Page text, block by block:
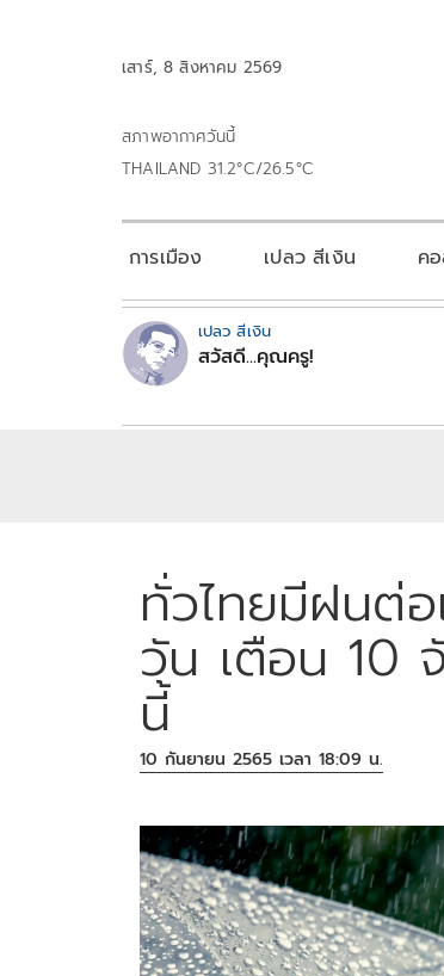
เสาร์, 8 สิงหาคม 2569
สภาพอากาศวันนี้
THAILAND 31.2°C/26.5°C
การเมือง เปลว สีเงิน ค
เปลว สีเงิน
สวัสดี...คุณครู!
ทั่วไทยมีฝนต่
วัน เตือน 10
นี้
10 กันยายน 2565 เวลา 18:09 น.